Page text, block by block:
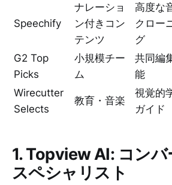
Speechify
ナレーショ
ン付きコン
テンツ
高度な
クロー
グ
G2 Top
Picks
小規模チー
ム
共同編
能
Wirecutter
Selects
教育・音楽
視覚的
ガイド
1. Topview AI: コン
スペシャリスト